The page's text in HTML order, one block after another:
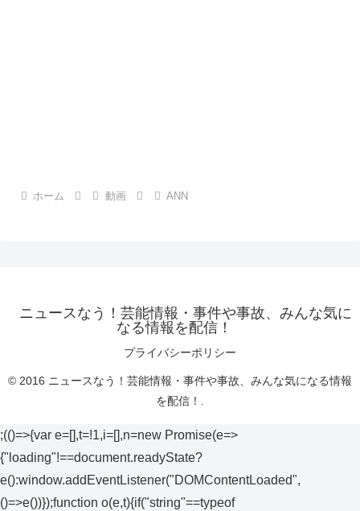
ホーム 動画 ANN
ニュースなう！芸能情報・事件や事故、みんな気に
なる情報を配信！
プライバシーポリシー
© 2016 ニュースなう！芸能情報・事件や事故、みんな気になる情報
を配信！.
;(()=>{var e=[],t=!1,i=[],n=new Promise(e=>
{"loading"!==document.readyState?
e():window.addEventListener("DOMContentLoaded",
()=>e())});function o(e,t){if("string"==typeof